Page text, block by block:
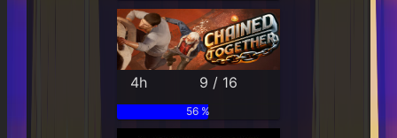
4h 9 / 16
56 %